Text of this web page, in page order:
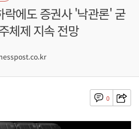
락에도 증권사 '낙관론' 굳
체제 지속 전망
0